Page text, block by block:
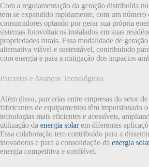
Com a regulamentação da geração distribuída
tem se expandido rapidamente, com um número
consumidores optando por gerar sua própria
sistemas fotovoltaicos instalados em suas
propriedades rurais. Essa modalidade de
alternativa viável e sustentável, contribuindo
com energia e para a mitigação dos impactos
Parcerias e Avanços Tecnológicos
Além disso, parcerias entre empresas do setor de
fabricantes de equipamentos têm impulsionado
tecnologias mais eficientes e acessíveis,
utilização da energia solarem diferentes
Essa colaboração tem contribuído para a
inovadoras e para a consolidação da energia
energia competitiva e confiável.